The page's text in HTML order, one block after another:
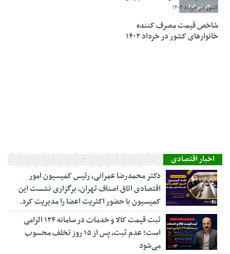
03 تیر 1402
شاخص قیمت مصرف کننده
خانوارهای کشور در خرداد ۱۴۰۲
اخبار اقتصادی
دکتر محمدرضا عمرانی، رئیس کمیسیون امور
اقتصادی اتاق اصناف تهران، برگزاری نشست این
کمیسیون با حضور اکثریت اعضا را مدیریت کرد.
ثبت قیمت کالا و خدمات در سامانه ۱۲۴ الزامی
است؛ عدم ثبت، پس از ۱۵ روز تخلف محسوب
می‌شود